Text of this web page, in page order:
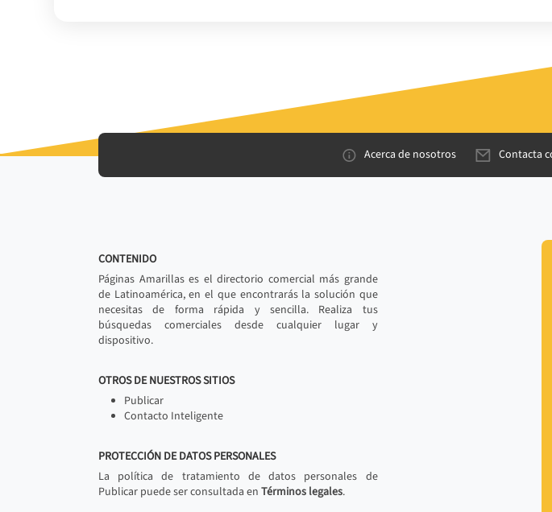
Acerca de nosotros Contacta
CONTENIDO
Páginas Amarillas es el directorio comercial más grande
de Latinoamérica, en el que encontrarás la solución que
necesitas de forma rápida y sencilla. Realiza tus
búsquedas comerciales desde cualquier lugar y
dispositivo.
OTROS DE NUESTROS SITIOS
Publicar
Contacto Inteligente
PROTECCIÓN DE DATOS PERSONALES
La política de tratamiento de datos personales de
Publicar puede ser consultada en Términos legales.